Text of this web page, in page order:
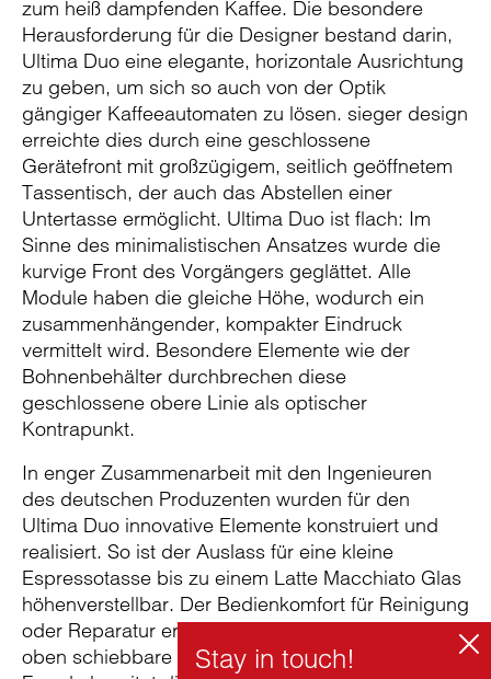
zum heiß dampfenden Kaffee. Die besondere
Herausforderung für die Designer bestand darin,
Ultima Duo eine elegante, horizontale Ausrichtung
zu geben, um sich so auch von der Optik
gängiger Kaffeeautomaten zu lösen. sieger design
erreichte dies durch eine geschlossene
Gerätefront mit großzügigem, seitlich geöffnetem
Tassentisch, der auch das Abstellen einer
Untertasse ermöglicht. Ultima Duo ist flach: Im
Sinne des minimalistischen Ansatzes wurde die
kurvige Front des Vorgängers geglättet. Alle
Module haben die gleiche Höhe, wodurch ein
zusammenhängender, kompakter Eindruck
vermittelt wird. Besondere Elemente wie der
Bohnenbehälter durchbrechen diese
geschlossene obere Linie als optischer
Kontrapunkt.
In enger Zusammenarbeit mit den Ingenieuren
des deutschen Produzenten wurden für den
Ultima Duo innovative Elemente konstruiert und
realisiert. So ist der Auslass für eine kleine
Espressotasse bis zu einem Latte Macchiato Glas
höhenverstellbar. Der Bedienkomfort für Reinigung
oder Reparatur erhöht sich durch die vertikal nach
oben schiebbare Gehäusetür. Besonders viel